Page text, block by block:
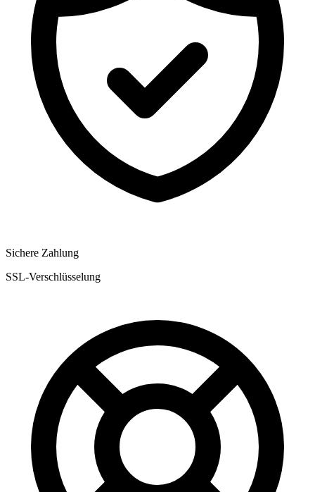
Sichere Zahlung
SSL-Verschlüsselung